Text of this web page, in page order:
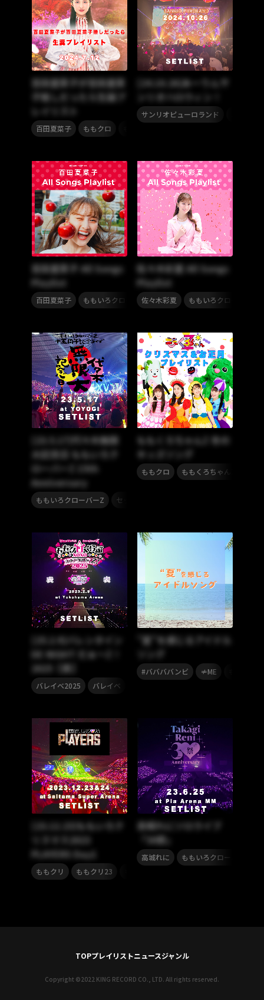
百田夏菜子が百田夏菜
子推しだったら生誕プ
レイリスト
百田夏菜子 ももクロ
[24.10.26]あーりんサ
ンリオハロウィン！
サンリオピューロランド
百田夏菜子 All Songs
Playlist
百田夏菜子 ももいろクローバーZ
佐々木彩夏 All Songs
Playlist
佐々木彩夏 ももいろクローバーZ
[23.5.17]代々木無限
大記念日 ももいろク
ローバーZ 15th
Anniversary
ももいろクローバーZ セットリスト
ももくろちゃんZ 冬の
キッズソング
ももクロ ももくろちゃんZ
[25.2.9]バレンタイン
DE NIGHT だぁ～Z！
2025【表】
バレイベ2025 バレイベ ,
”夏”を感じるアイドル
#ババババンビ ≠ME
[23.12.23]ももいろク
リスマス2023
PLAYERS Day1
ももクリ ももクリ23 ,
高城れにソロライブ
「30祭」
高城れに ももいろクローバーZ
TOPプレイリストニュースジャンル
Copyright ©2022 KING RECORD CO., LTD. All rights reserved.